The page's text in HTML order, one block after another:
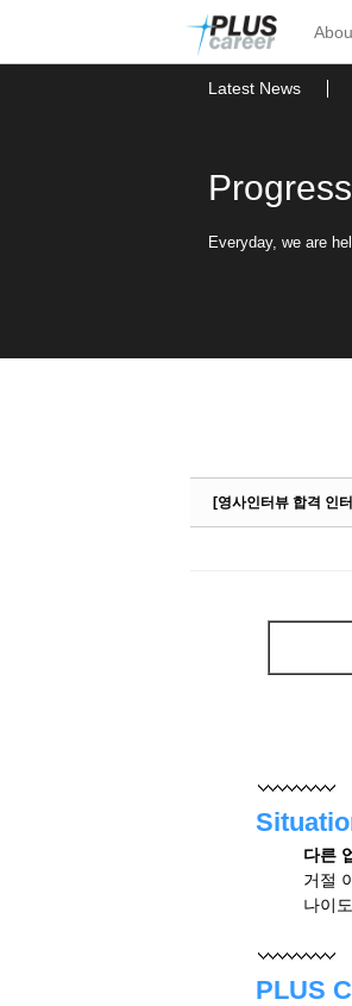
뉴
토
Latest News
Everyday, we are
[영사인터뷰 합격 인
다른
거절
나이
PLUS